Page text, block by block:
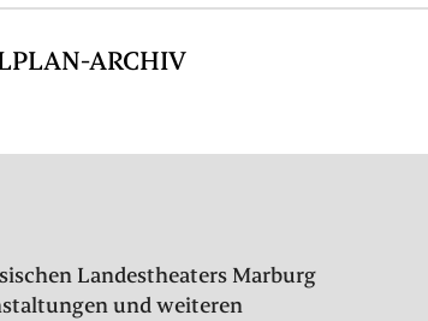
ARCHIV
Landestheaters Marburg
und weiteren